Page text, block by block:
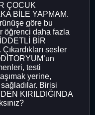
ÇOCUK
BİLE YAPMAM.
göre bu
öğrenci daha fazla
BİR
sesler
testi
yerine,
Birisi
KIRILDIĞINDA